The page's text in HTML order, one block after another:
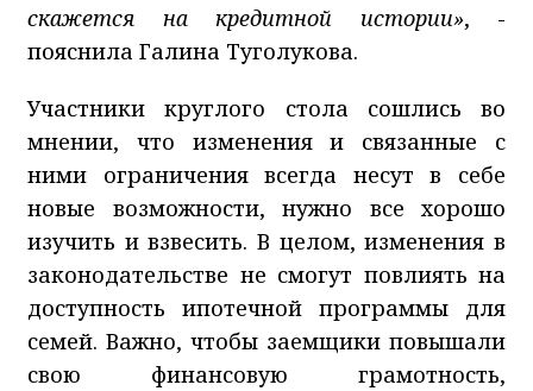
скажется на кредитной истории», -
пояснила Галина Туголукова.
Участники круглого стола сошлись во
мнении, что изменения и связанные с
ними ограничения всегда несут в себе
новые возможности, нужно все хорошо
изучить и взвесить. В целом, изменения в
законодательстве не смогут повлиять на
доступность ипотечной программы для
семей. Важно, чтобы заемщики повышали
свою финансовую грамотность,